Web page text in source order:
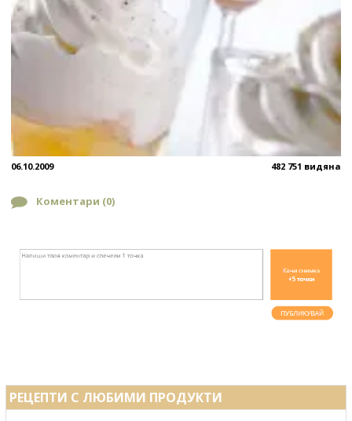
06.10.2009 482 751 видяна
Коментари (0)
РЕЦЕПТИ С ЛЮБИМИ ПРОДУКТИ